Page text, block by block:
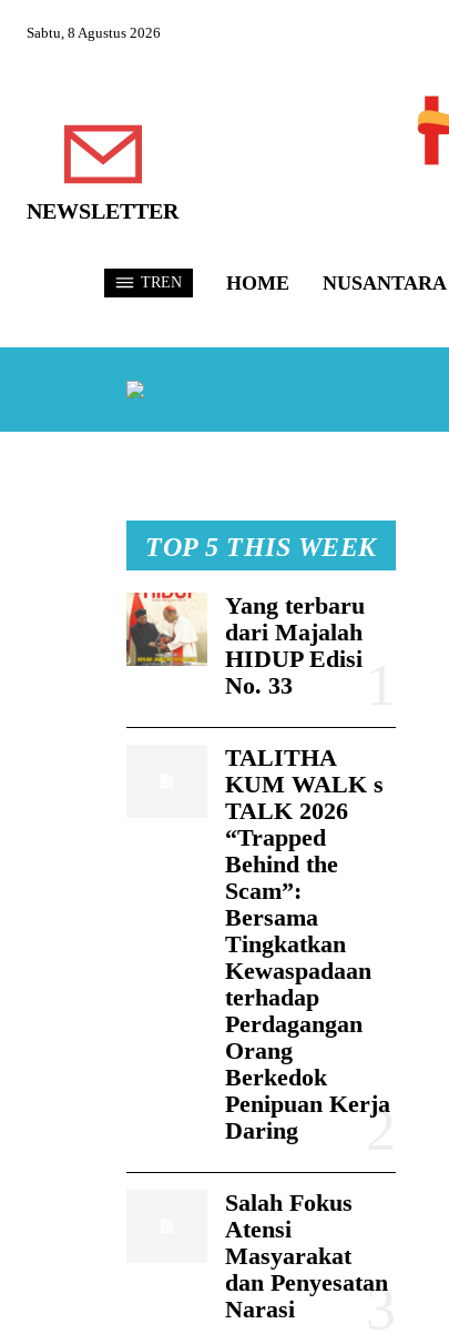
Sabtu, 8 Agustus 2026
NEWSLETTER
TREN HOME NUSANTARA
TOP 5 THIS WEEK
Yang terbaru
dari Majalah
HIDUP Edisi
No. 33
TALITHA
KUM WALK s
TALK 2026
“Trapped
Behind the
Scam”:
Bersama
Tingkatkan
Kewaspadaan
terhadap
Perdagangan
Orang
Berkedok
Penipuan Kerja
Daring
Salah Fokus
Atensi
Masyarakat
dan Penyesatan
Narasi